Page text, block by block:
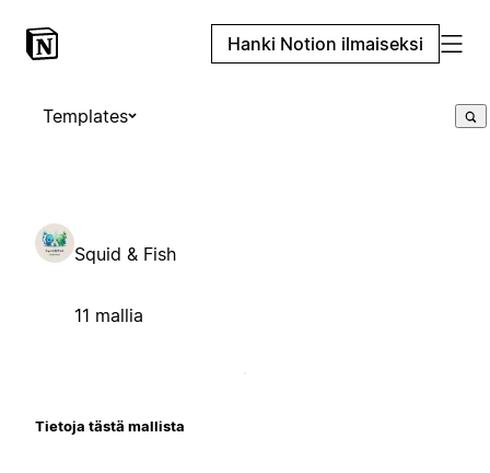
Hanki Notion ilmaiseksi
Templates
Squid & Fish
11 mallia
Tietoja tästä mallista